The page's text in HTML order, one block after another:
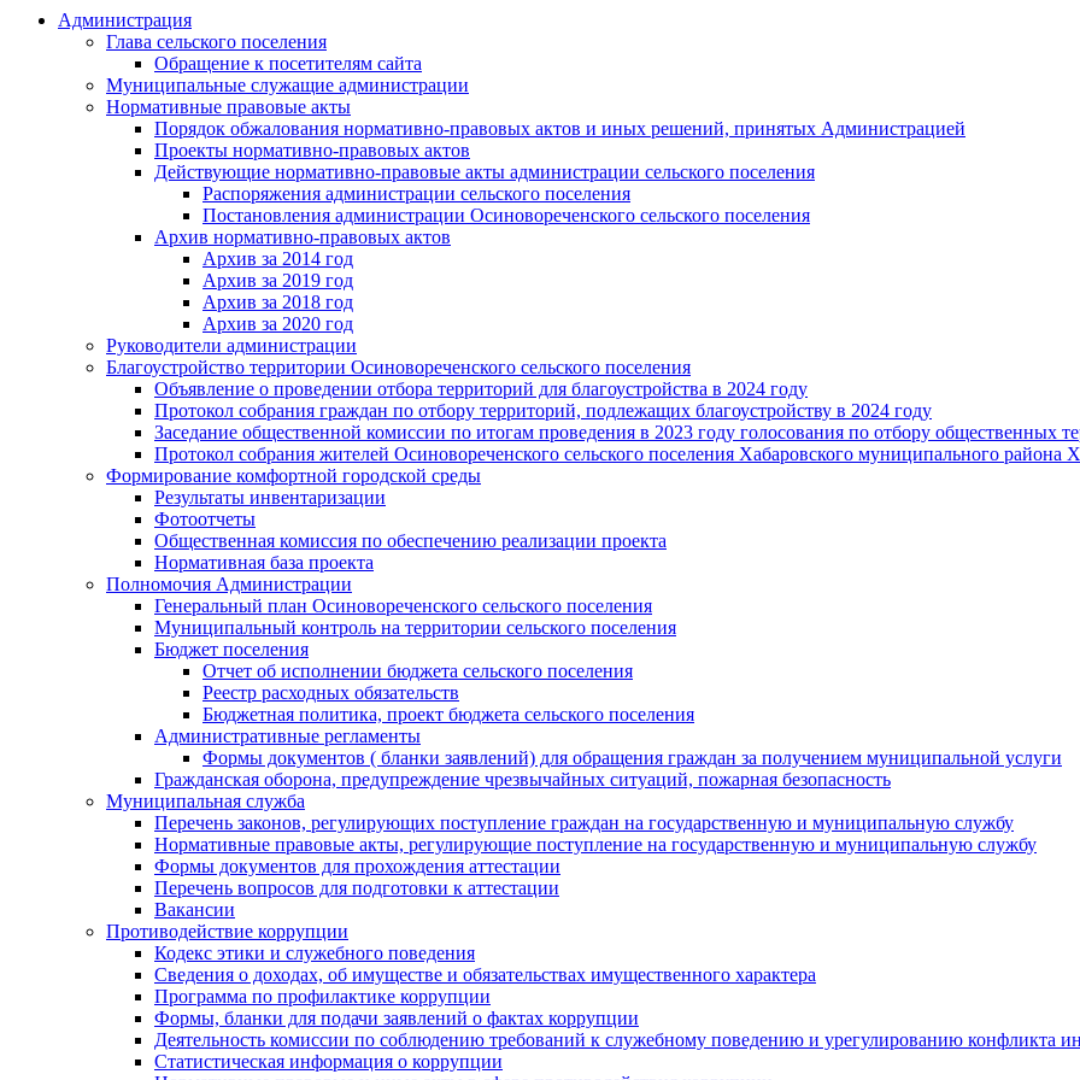
Администрация
Глава сельского поселения
Обращение к посетителям сайта
Муниципальные служащие администрации
Нормативные правовые акты
Порядок обжалования нормативно-правовых актов и иных решений, принятых Администрацией
Проекты нормативно-правовых актов
Действующие нормативно-правовые акты администрации сельского поселения
Распоряжения администрации сельского поселения
Постановления администрации Осиновореченского сельского поселения
Архив нормативно-правовых актов
Архив за 2014 год
Архив за 2019 год
Архив за 2018 год
Архив за 2020 год
Руководители администрации
Благоустройство территории Осиновореченского сельского поселения
Объявление о проведении отбора территорий для благоустройства в 2024 году
Протокол собрания граждан по отбору территорий, подлежащих благоустройству в 2024 году
Заседание общественной комиссии по итогам проведения в 2023 году голосования по отбору общественных
Протокол собрания жителей Осиновореченского сельского поселения Хабаровского муниципального района
Формирование комфортной городской среды
Результаты инвентаризации
Фотоотчеты
Общественная комиссия по обеспечению реализации проекта
Нормативная база проекта
Полномочия Администрации
Генеральный план Осиновореченского сельского поселения
Муниципальный контроль на территории сельского поселения
Бюджет поселения
Отчет об исполнении бюджета сельского поселения
Реестр расходных обязательств
Бюджетная политика, проект бюджета сельского поселения
Административные регламенты
Формы документов ( бланки заявлений) для обращения граждан за получением муниципальной услуги
Гражданская оборона, предупреждение чрезвычайных ситуаций, пожарная безопасность
Муниципальная служба
Перечень законов, регулирующих поступление граждан на государственную и муниципальную службу
Нормативные правовые акты, регулирующие поступление на государственную и муниципальную службу
Формы документов для прохождения аттестации
Перечень вопросов для подготовки к аттестации
Вакансии
Противодействие коррупции
Кодекс этики и служебного поведения
Сведения о доходах, об имуществе и обязательствах имущественного характера
Программа по профилактике коррупции
Формы, бланки для подачи заявлений о фактах коррупции
Деятельность комиссии по соблюдению требований к служебному поведению и урегулированию конфликта
Статистическая информация о коррупции